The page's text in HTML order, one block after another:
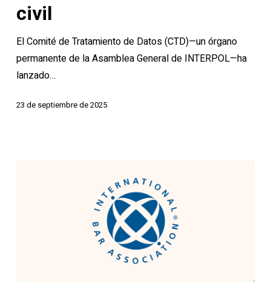
una
oportuna
para
la
civil
civil
El Comité de Tratamiento de Datos (CTD)—un órgano
permanente de la Asamblea General de INTERPOL—ha
lanzado…
23 de septiembre de 2025